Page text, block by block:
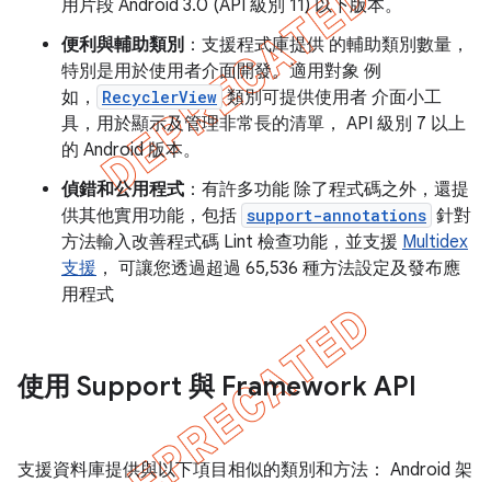
用片段 Android 3.0 (API 級別 11) 以下版本。
便利與輔助類別 ：支援程式庫提供 的輔助類別數量，
特別是用於使用者介面開發。適用對象 例
如，
RecyclerView 類別可提供使用者 介面小工
具，用於顯示及管理非常長的清單， API 級別 7 以上
的 Android 版本。
偵錯和公用程式 ：有許多功能 除了程式碼之外，還提
供其他實用功能，包括 support-annotations 針對
方法輸入改善程式碼 Lint 檢查功能，並支援 Multidex
支援 ， 可讓您透過超過 65,536 種方法設定及發布應
用程式
使用 Support 與 Framework API
支援資料庫提供與以下項目相似的類別和方法： Android 架